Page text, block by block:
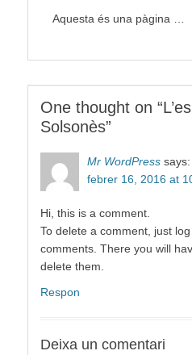
Aquesta és una pàgina …
One thought on “
Solsonès”
Mr WordPress says:
febrer 16, 2016 at
Hi, this is a comment.
To delete a comment, just
comments. There you will
delete them.
Respon
Deixa un comentari